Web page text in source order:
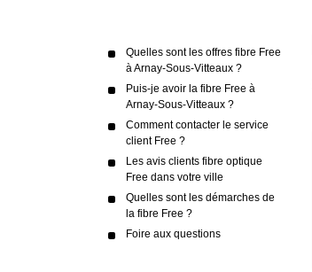
Quelles sont les offres fibre Free
à Arnay-Sous-Vitteaux ?
Puis-je avoir la fibre Free à
Arnay-Sous-Vitteaux ?
Comment contacter le service
client Free ?
Les avis clients fibre optique
Free dans votre ville
Quelles sont les démarches de
la fibre Free ?
Foire aux questions